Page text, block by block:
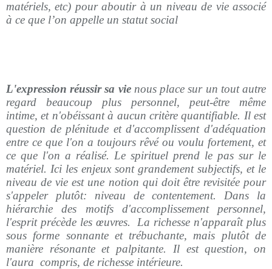
matériels, etc) pour aboutir à un niveau de vie associé
à ce que l’on appelle un statut social
L'expression réussir sa vienous place sur un tout autre
regard beaucoup plus personnel, peut-être même
intime, et n'obéissant à aucun critère quantifiable. Il est
question de plénitude et d'accomplissent d'adéquation
entre ce que l'on a toujours rêvé ou voulu fortement, et
ce que l'on a réalisé. Le spirituel prend le pas sur le
matériel. Ici les enjeux sont grandement subjectifs, et le
niveau de vie est une notion qui doit être revisitée pour
s'appeler plutôt: niveau de contentement. Dans la
hiérarchie des motifs d'accomplissement personnel,
l'esprit précède les œuvres.
La richesse n'apparaît plus
sous forme sonnante et trébuchante, mais plutôt de
manière résonante et palpitante. Il est question, on
l'aura compris, de richesse intérieure.